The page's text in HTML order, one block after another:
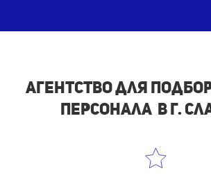
Агентство для
персонала в г.